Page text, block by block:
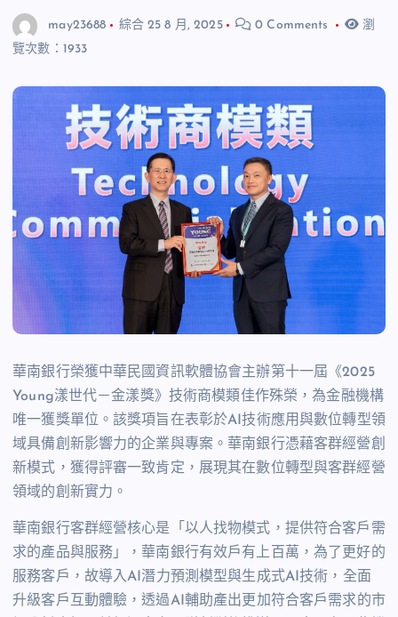
may23688 綜合 25 8 月, 2025 0 Comments
瀏
覽次數：1933
華南銀行榮獲中華民國資訊軟體協會主辦第十一屆《2025
Young漾世代－金漾獎》技術商模類佳作殊榮，為金融機構
唯一獲獎單位。該獎項旨在表彰於AI技術應用與數位轉型領
域具備創新影響力的企業與專案。華南銀行憑藉客群經營創
新模式，獲得評審一致肯定，展現其在數位轉型與客群經營
領域的創新實力。
華南銀行客群經營核心是「以人找物模式，提供符合客戶需
求的產品與服務」，華南銀行有效戶有上百萬，為了更好的
服務客戶，故導入AI潛力預測模型與生成式AI技術，全面
升級客戶互動體驗，透過AI輔助產出更加符合客戶需求的市